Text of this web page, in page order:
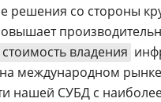
решения со стороны
стоимость владения
международном
нашей СУБД с